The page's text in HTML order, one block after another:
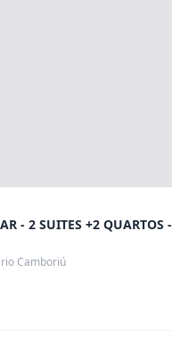
- 2 SUITES +2 QUARTOS -
Camboriú